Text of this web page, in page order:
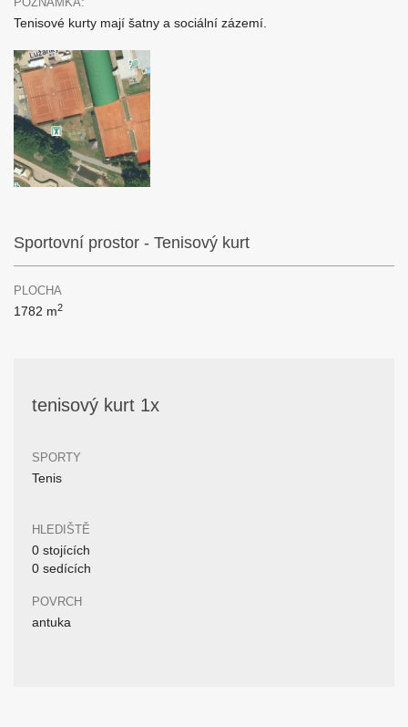
Tenisové kurty mají šatny a sociální zázemí.
Sportovní prostor - Tenisový kurt
PLOCHA
1782 m2
tenisový kurt 1x
SPORTY
Tenis
HLEDIŠTĚ
0 stojících
0 sedících
POVRCH
antuka